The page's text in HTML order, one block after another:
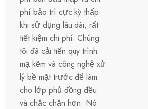
phí bảo trì cực kỳ thấp
khi sử dụng lâu dài, rất
tiết kiệm chi phí. Chúng
tôi đã cải tiến quy trình
mạ kẽm và công nghệ xử
lý bề mặt trước để làm
cho lớp phủ đồng đều
và chắc chắn hơn. Nó